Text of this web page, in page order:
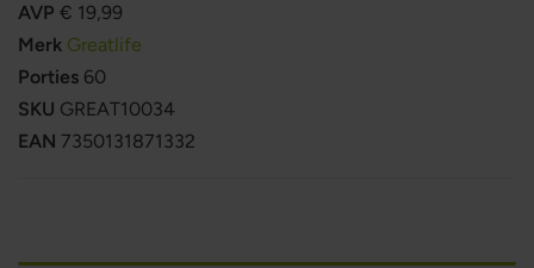
AVP € 19,99
Merk Greatlife
Porties 60
SKU GREAT10034
EAN 7350131871332